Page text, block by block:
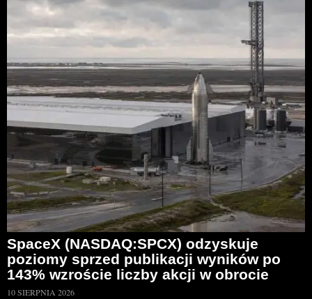
SpaceX (NASDAQ:SPCX) odzyskuje
poziomy sprzed publikacji wyników po
143% wzroście liczby akcji w obrocie
10 SIERPNIA 2026